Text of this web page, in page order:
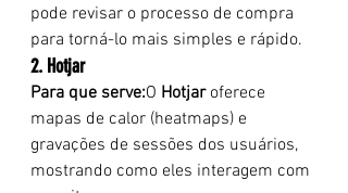
pode revisar o processo de compra
para torná-lo mais simples e rápido.
2. Hotjar
Para que serve:O Hotjar oferece
mapas de calor (heatmaps) e
gravações de sessões dos usuários,
mostrando como eles interagem com